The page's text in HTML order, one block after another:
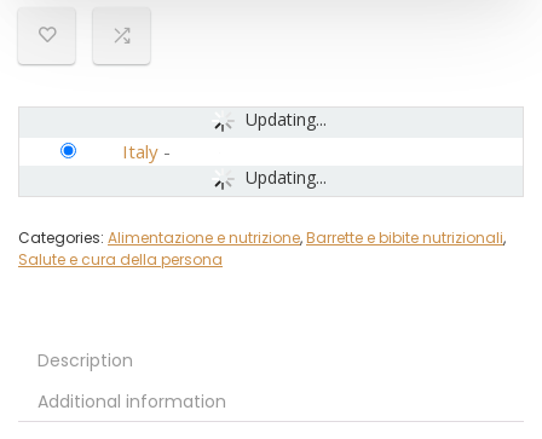
Updating...
Updating...
Italy -
Categories: Alimentazione e nutrizione,Barrette e bibite nutrizionali,
Salute e cura della persona
Description
Additional information